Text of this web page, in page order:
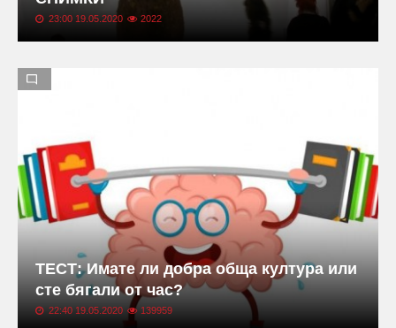
23:00 19.05.2020 2022
ТЕСТ: Имате ли добра обща култура или
сте бягали от час?
22:40 19.05.2020 139959